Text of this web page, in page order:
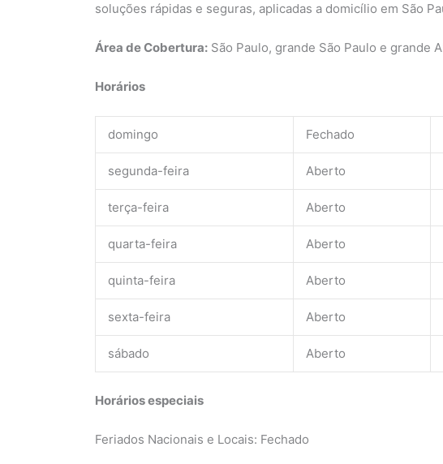
soluções rápidas e seguras, aplicadas a domicílio em São
Área de Cobertura: São Paulo, grande São Paulo e grande
Horários
domingo Fechado
segunda-feira Aberto
terça-feira Aberto
quarta-feira Aberto
quinta-feira Aberto
sexta-feira Aberto
sábado Aberto
Horários especiais
Feriados Nacionais e Locais: Fechado